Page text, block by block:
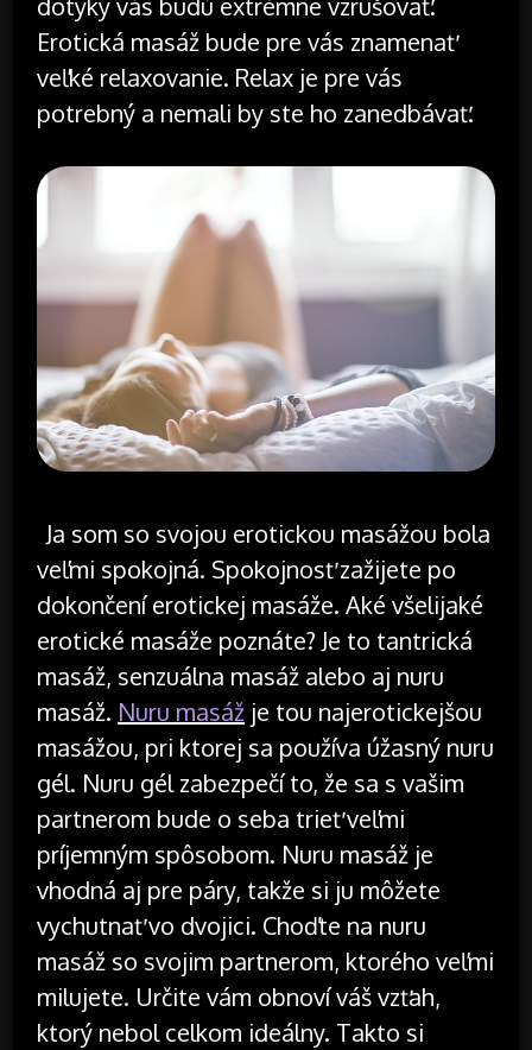
Erotická masáž bude pre vás znamenať
veľké relaxovanie. Relax je pre vás
potrebný a nemali by ste ho zanedbávať.
Ja som so svojou erotickou masážou bola
veľmi spokojná. Spokojnosť zažijete po
dokončení erotickej masáže. Aké všelijaké
erotické masáže poznáte? Je to tantrická
masáž, senzuálna masáž alebo aj nuru
masáž. Nuru masáž je tou najerotickejšou
masážou, pri ktorej sa používa úžasný nuru
gél. Nuru gél zabezpečí to, že sa s vašim
partnerom bude o seba trieť veľmi
príjemným spôsobom. Nuru masáž je
vhodná aj pre páry, takže si ju môžete
vychutnať vo dvojici. Choďte na nuru
masáž so svojim partnerom, ktorého veľmi
milujete. Určite vám obnoví váš vzťah,
ktorý nebol celkom ideálny. Takto si